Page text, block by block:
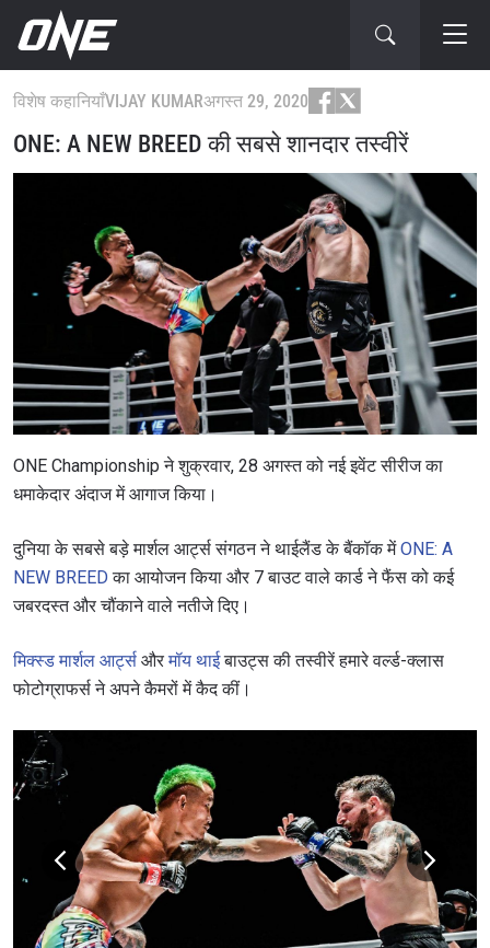
विशेष कहानियाँVIJAY KUMARअगस्त 29, 2020
ONE: A NEW BREED की सबसे शानदार तस्वीरें
ONE Championship ने शुक्रवार, 28 अगस्त को नई इवेंट सीरीज का
धमाकेदार अंदाज में आगाज किया।
दुनिया के सबसे बड़े मार्शल आर्ट्स संगठन ने थाईलैंड के बैंकॉक मेंONE: A
NEW BREED का आयोजन किया और 7 बाउट वाले कार्ड ने फैंस को कई
जबरदस्त और चौंकाने वाले नतीजे दिए।
मिक्स्ड मार्शल आर्ट्स औरमॉय थाईबाउट्स की तस्वीरें हमारे वर्ल्ड-क्लास
फोटोग्राफर्स ने अपने कैमरों में कैद कीं।